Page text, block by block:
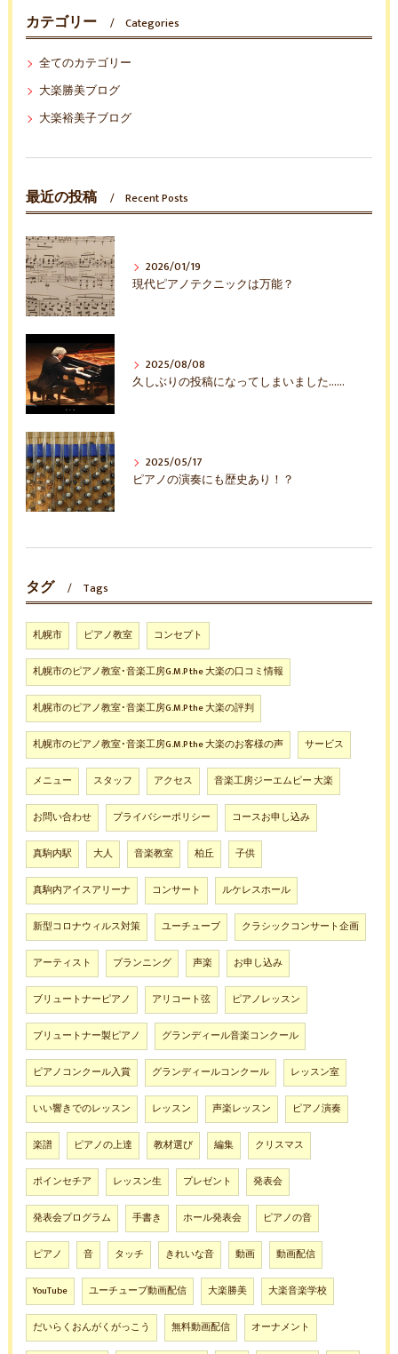
カテゴリー Categories
全てのカテゴリー
大楽勝美ブログ
大楽裕美子ブログ
最近の投稿 Recent Posts
2026/01/19
現代ピアノテクニックは万能？
2025/08/08
久しぶりの投稿になってしまいました……
2025/05/17
ピアノの演奏にも歴史あり！？
タグ Tags
札幌市 ピアノ教室 コンセプト
札幌市のピアノ教室･音楽工房G.M.P the 大楽の口コミ情報
札幌市のピアノ教室･音楽工房G.M.P the 大楽の評判
札幌市のピアノ教室･音楽工房G.M.P the 大楽のお客様の声 サービス
メニュー スタッフ アクセス 音楽工房ジーエムピー 大楽
お問い合わせ プライバシーポリシー コースお申し込み
真駒内駅 大人 音楽教室 柏丘 子供
真駒内アイスアリーナ コンサート ルケレスホール
新型コロナウィルス対策 ユーチューブ クラシックコンサート企画
アーティスト プランニング 声楽 お申し込み
ブリュートナーピアノ アリコート弦 ピアノレッスン
ブリュートナー製ピアノ グランディール音楽コンクール
ピアノコンクール入賞 グランディールコンクール レッスン室
いい響きでのレッスン レッスン 声楽レッスン ピアノ演奏
楽譜 ピアノの上達 教材選び 編集 クリスマス
ポインセチア レッスン生 プレゼント 発表会
発表会プログラム 手書き ホール発表会 ピアノの音
ピアノ 音 タッチ きれいな音 動画 動画配信
YouTube ユーチューブ動画配信 大楽勝美 大楽音楽学校
だいらくおんがくがっこう 無料動画配信 オーナメント